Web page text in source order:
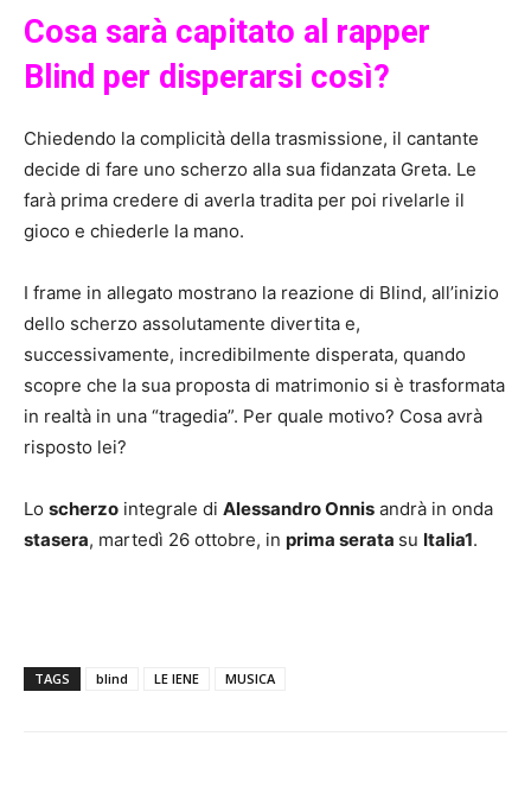
Cosa sarà capitato al rapper
Blind per disperarsi così?
Chiedendo la complicità della trasmissione, il cantante
decide di fare uno scherzo alla sua fidanzata Greta. Le
farà prima credere di averla tradita per poi rivelarle il
gioco e chiederle la mano.
I frame in allegato mostrano la reazione di Blind, all’inizio
dello scherzo assolutamente divertita e,
successivamente, incredibilmente disperata, quando
scopre che la sua proposta di matrimonio si è trasformata
in realtà in una “tragedia”. Per quale motivo? Cosa avrà
risposto lei?
Lo scherzo integrale di Alessandro Onnis andrà in onda
stasera, martedì 26 ottobre, in prima serata su Italia1.
TAGS blind LE IENE MUSICA